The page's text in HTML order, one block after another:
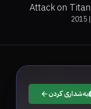
Attack on Titan
|
2015
بەشداری کردن